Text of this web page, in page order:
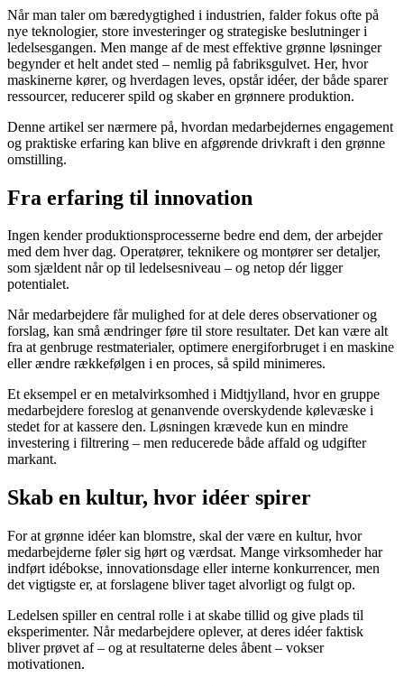
Når man taler om bæredygtighed i industrien, falder fokus ofte på
nye teknologier, store investeringer og strategiske beslutninger i
ledelsesgangen. Men mange af de mest effektive grønne løsninger
begynder et helt andet sted – nemlig på fabriksgulvet. Her, hvor
maskinerne kører, og hverdagen leves, opstår idéer, der både sparer
ressourcer, reducerer spild og skaber en grønnere produktion.
Denne artikel ser nærmere på, hvordan medarbejdernes engagement
og praktiske erfaring kan blive en afgørende drivkraft i den grønne
omstilling.
Fra erfaring til innovation
Ingen kender produktionsprocesserne bedre end dem, der arbejder
med dem hver dag. Operatører, teknikere og montører ser detaljer,
som sjældent når op til ledelsesniveau – og netop dér ligger
potentialet.
Når medarbejdere får mulighed for at dele deres observationer og
forslag, kan små ændringer føre til store resultater. Det kan være alt
fra at genbruge restmaterialer, optimere energiforbruget i en maskine
eller ændre rækkefølgen i en proces, så spild minimeres.
Et eksempel er en metalvirksomhed i Midtjylland, hvor en gruppe
medarbejdere foreslog at genanvende overskydende kølevæske i
stedet for at kassere den. Løsningen krævede kun en mindre
investering i filtrering – men reducerede både affald og udgifter
markant.
Skab en kultur, hvor idéer spirer
For at grønne idéer kan blomstre, skal der være en kultur, hvor
medarbejderne føler sig hørt og værdsat. Mange virksomheder har
indført idébokse, innovationsdage eller interne konkurrencer, men
det vigtigste er, at forslagene bliver taget alvorligt og fulgt op.
Ledelsen spiller en central rolle i at skabe tillid og give plads til
eksperimenter. Når medarbejdere oplever, at deres idéer faktisk
bliver prøvet af – og at resultaterne deles åbent – vokser
motivationen.